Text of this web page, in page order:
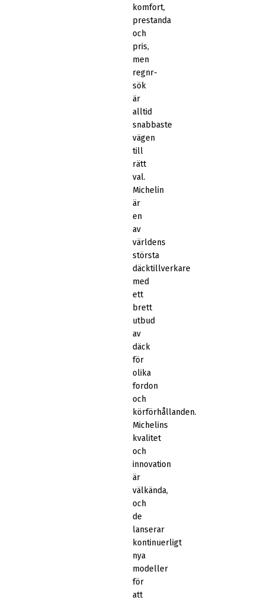
komfort,
prestanda
och
pris,
men
regnr-
sök
är
alltid
snabbaste
vägen
till
rätt
val.
Michelin
är
en
av
världens
största
däcktillverkare
med
ett
brett
utbud
av
däck
för
olika
fordon
och
körförhållanden.
Michelins
kvalitet
och
innovation
är
välkända,
och
de
lanserar
kontinuerligt
nya
modeller
för
att